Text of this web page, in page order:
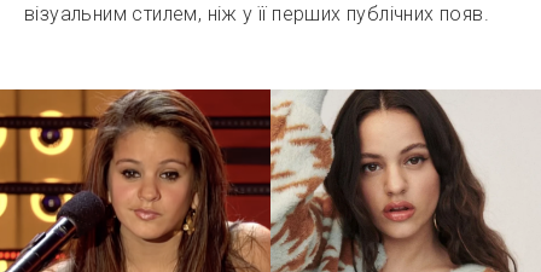
візуальним стилем, ніж у її перших публічних появ.